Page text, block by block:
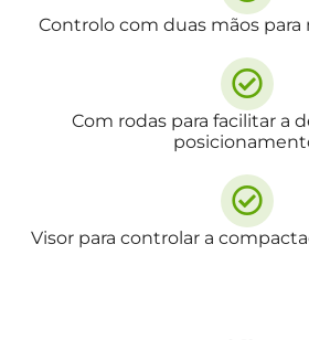
Controlo com duas mãos para
Com rodas para facilitar a
Visor para controlar a